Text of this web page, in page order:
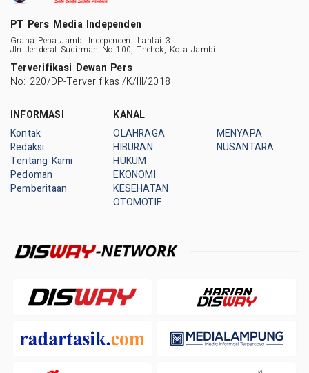
PT Pers Media Independen
Graha Pena Jambi Independent Lantai 3
Jln Jenderal Sudirman No 100, Thehok, Kota Jambi
Terverifikasi Dewan Pers
No: 220/DP-Terverifikasi/K/III/2018
INFORMASI
Kontak
Redaksi
Tentang Kami
Pedoman
Pemberitaan
KANAL
OLAHRAGA
HIBURAN
HUKUM
EKONOMI
KESEHATAN
OTOMOTIF
MENYAPA
NUSANTARA